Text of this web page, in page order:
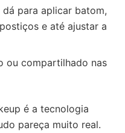
dá para aplicar batom,
e até ajustar a
ou compartilhado nas
é a tecnologia
pareça muito real.